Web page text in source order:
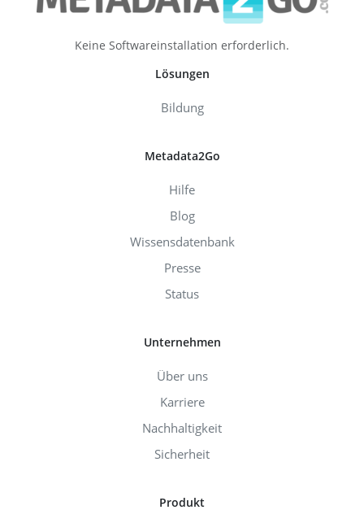
Keine Softwareinstallation erforderlich.
Lösungen
Bildung
Metadata2Go
Hilfe
Blog
Wissensdatenbank
Presse
Status
Unternehmen
Über uns
Karriere
Nachhaltigkeit
Sicherheit
Produkt